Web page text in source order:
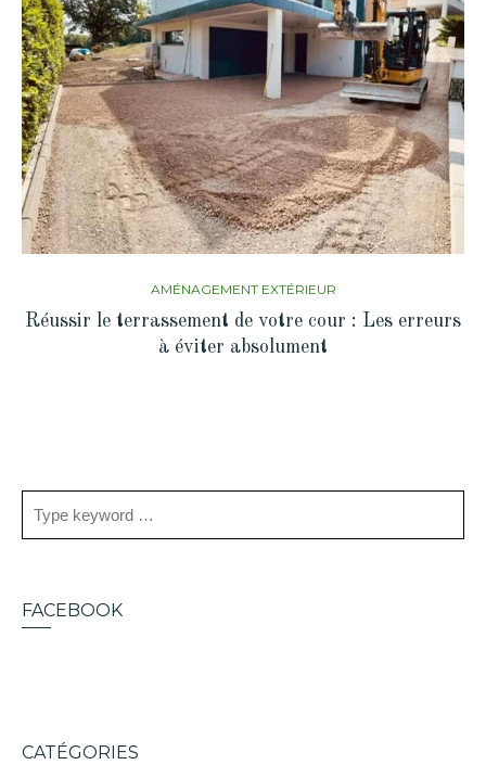
AMÉNAGEMENT EXTÉRIEUR
Réussir le terrassement de votre cour : Les erreurs
à éviter absolument
FACEBOOK
CATÉGORIES